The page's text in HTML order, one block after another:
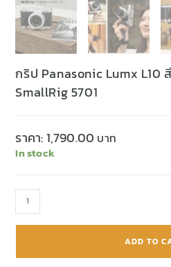
กริป Panasonic Lumx L10
SmallRig 5701
ราคา:1,790.00
In stock
ADD TO